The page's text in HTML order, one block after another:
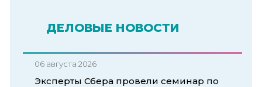
ДЕЛОВЫЕ НОВОСТИ
06 августа 2026
Эксперты Сбера провели семинар по